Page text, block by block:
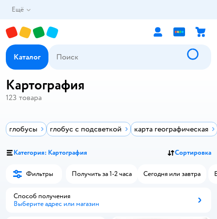
Ещё
Каталог
Картография
123 товара
глобусы глобус с подсветкой карта географическая
Категория: Картография Сортировка
Фильтры Получить за 1-2 часа Сегодня или завтра
Способ получения
Выберите адрес или магазин